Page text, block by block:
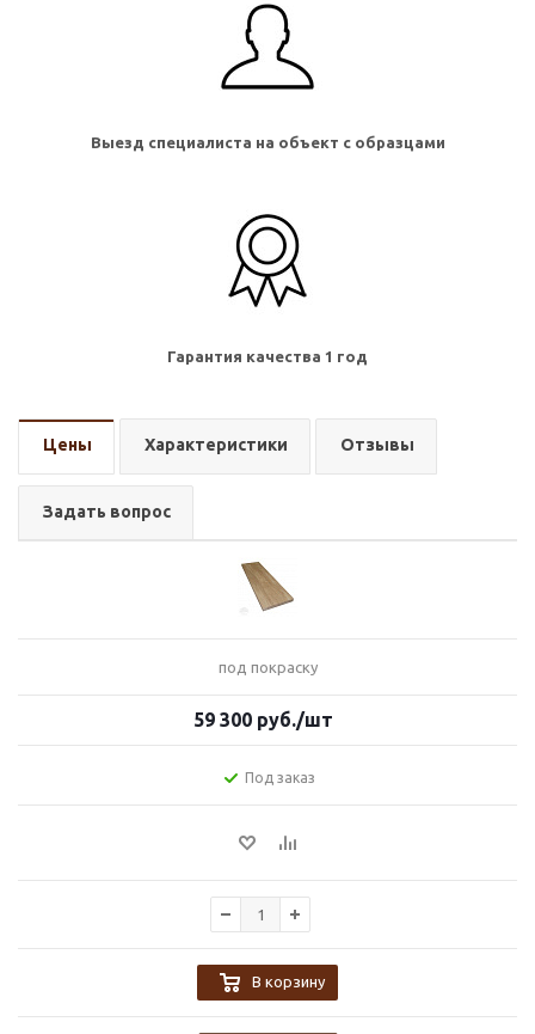
Выезд специалиста на объект с образцами
Гарантия качества 1 год
Цены Характеристики Отзывы
Задать вопрос
под покраску
59 300 руб./шт
Под заказ
В корзину